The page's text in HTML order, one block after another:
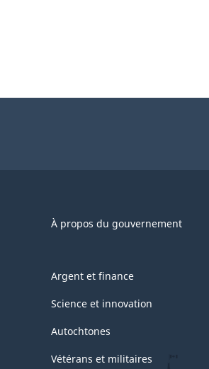
À propos du gouvernement
Argent et finance
Science et innovation
Autochtones
Vétérans et militaires